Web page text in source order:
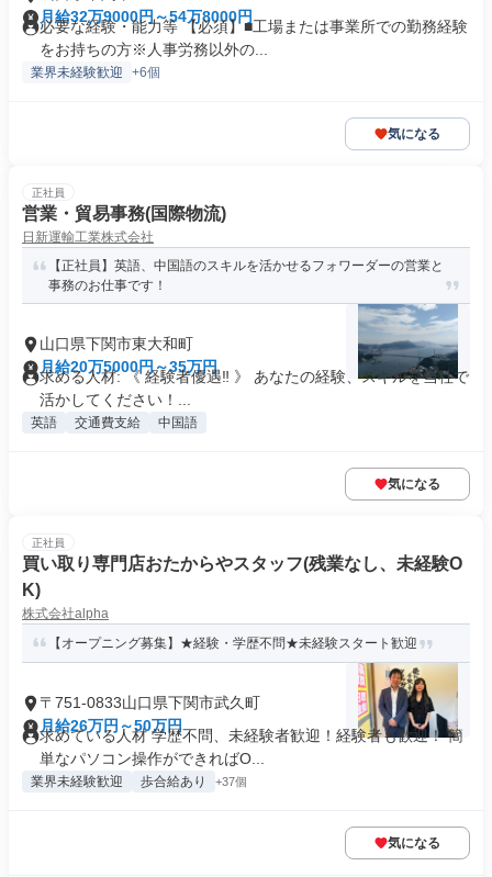
月給32万9000円～54万8000円
必要な経験・能力等 【必須】■工場または事業所での勤務経験
をお持ちの方※人事労務以外の...
業界未経験歓迎 +6個
気になる
正社員
営業・貿易事務(国際物流)
日新運輸工業株式会社
【正社員】英語、中国語のスキルを活かせるフォワーダーの営業と
事務のお仕事です！
山口県下関市東大和町
月給20万5000円～35万円
求める人材: 《 経験者優遇‼ 》 あなたの経験、スキルを当社で
活かしてください！...
英語 交通費支給 中国語
気になる
正社員
買い取り専門店おたからやスタッフ(残業なし、未経験O
K)
株式会社alpha
【オープニング募集】★経験・学歴不問★未経験スタート歓迎
〒751-0833山口県下関市武久町
月給26万円～50万円
求めている人材 学歴不問、未経験者歓迎！経験者も歓迎！ 簡
単なパソコン操作ができればO...
業界未経験歓迎 歩合給あり +37個
気になる